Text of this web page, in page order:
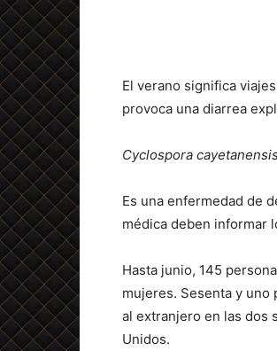
El verano significa
provoca una diarrea
Cyclospora cayetanensis
Es una enfermedad de
médica deben informar
Hasta junio, 145
mujeres. Sesenta y uno
al extranjero en las dos
Unidos.